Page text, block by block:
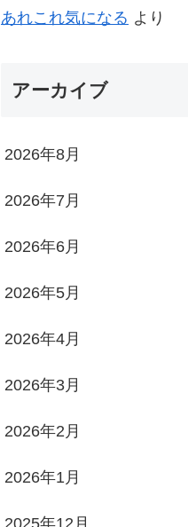
あれこれ気になる より
アーカイブ
2026年8月
2026年7月
2026年6月
2026年5月
2026年4月
2026年3月
2026年2月
2026年1月